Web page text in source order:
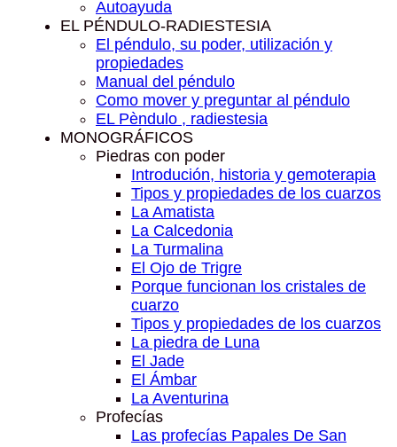
Autoayuda
EL PÉNDULO-RADIESTESIA
El péndulo, su poder, utilización y
propiedades
Manual del péndulo
Como mover y preguntar al péndulo
EL Pèndulo , radiestesia
MONOGRÁFICOS
Piedras con poder
Introdución, historia y gemoterapia
Tipos y propiedades de los cuarzos
La Amatista
La Calcedonia
La Turmalina
El Ojo de Trigre
Porque funcionan los cristales de
cuarzo
Tipos y propiedades de los cuarzos
La piedra de Luna
El Jade
El Ámbar
La Aventurina
Profecías
Las profecías Papales De San